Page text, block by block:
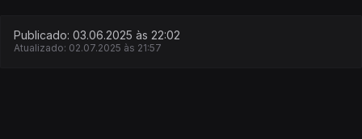
Publicado: 03.06.2025 às 22:02
Atualizado: 02.07.2025 às 21:57